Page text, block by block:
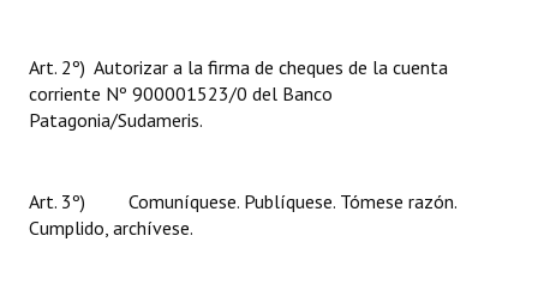
Ciudadano Ilustre - Registro
Banca del Vecino - Registro
Antiguos Pobladores - Registro
Art. 2º) Autorizar a la firma de cheques de la cuenta
corriente Nº 900001523/0 del Banco
Patagonia/Sudameris.
Art. 3º) Comuníquese. Publíquese. Tómese razón.
Cumplido, archívese.